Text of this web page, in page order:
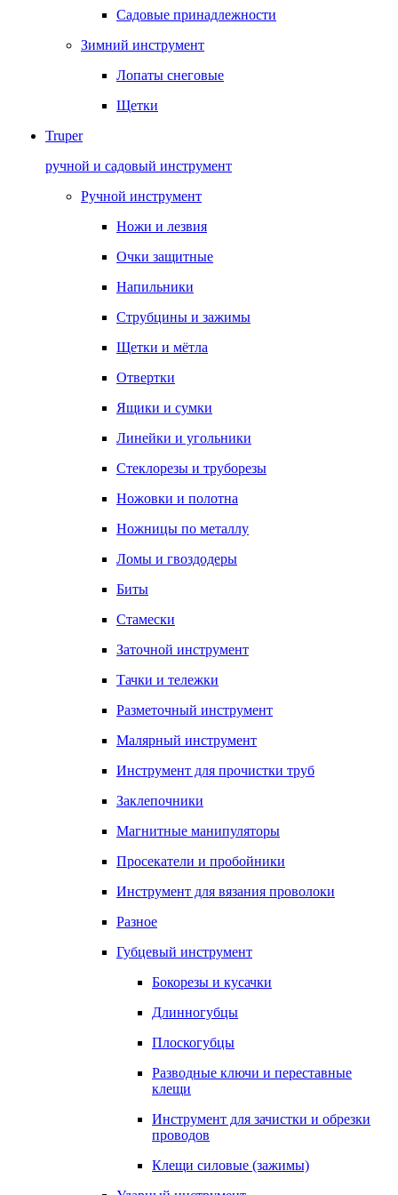
Садовые принадлежности
Зимний инструмент
Лопаты снеговые
Щетки
Truper
ручной и садовый инструмент
Ручной инструмент
Ножи и лезвия
Очки защитные
Напильники
Струбцины и зажимы
Щетки и мётла
Отвертки
Ящики и сумки
Линейки и угольники
Стеклорезы и труборезы
Ножовки и полотна
Ножницы по металлу
Ломы и гвоздодеры
Биты
Стамески
Заточной инструмент
Тачки и тележки
Разметочный инструмент
Малярный инструмент
Инструмент для прочистки труб
Заклепочники
Магнитные манипуляторы
Просекатели и пробойники
Инструмент для вязания проволоки
Разное
Губцевый инструмент
Бокорезы и кусачки
Длинногубцы
Плоскогубцы
Разводные ключи и переставные
клещи
Инструмент для зачистки и обрезки
проводов
Клещи силовые (зажимы)